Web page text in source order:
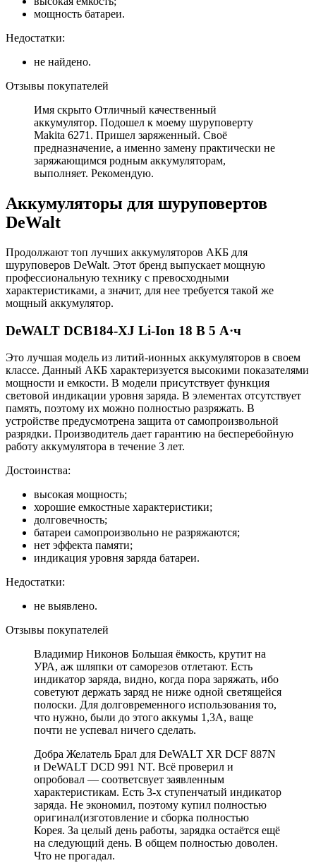
мощность батареи.
Недостатки:
не найдено.
Отзывы покупателей
Имя скрыто Отличный качественный
аккумулятор. Подошел к моему шуруповерту
Makita 6271. Пришел заряженный. Своё
предназначение, а именно замену практически не
заряжающимся родным аккумуляторам,
выполняет. Рекомендую.
Аккумуляторы для шуруповертов
DeWalt
Продолжают топ лучших аккумуляторов АКБ для
шуруповеров DeWalt. Этот бренд выпускает мощную
профессиональную технику с превосходными
характеристиками, а значит, для нее требуется такой же
мощный аккумулятор.
DeWALT DCB184-XJ Li-Ion 18 В 5 А·ч
Это лучшая модель из литий-ионных аккумуляторов в своем
классе. Данный АКБ характеризуется высокими показателями
мощности и емкости. В модели присутствует функция
световой индикации уровня заряда. В элементах отсутствует
память, поэтому их можно полностью разряжать. В
устройстве предусмотрена защита от самопроизвольной
разрядки. Производитель дает гарантию на бесперебойную
работу аккумулятора в течение 3 лет.
Достоинства:
высокая мощность;
хорошие емкостные характеристики;
долговечность;
батареи самопроизвольно не разряжаются;
нет эффекта памяти;
индикация уровня заряда батареи.
Недостатки:
не выявлено.
Отзывы покупателей
Владимир Никонов Большая ёмкость, крутит на
УРА, аж шляпки от саморезов отлетают. Есть
индикатор заряда, видно, когда пора заряжать, ибо
советуют держать заряд не ниже одной светящейся
полоски. Для долговременного использования то,
что нужно, были до этого аккумы 1,3А, ваще
почти не успевал ничего сделать.
Добра Желатель Брал для DeWALT XR DCF 887N
и DeWALT DCD 991 NT. Всё проверил и
опробовал — соответсвует заявленным
характеристикам. Есть 3-х ступенчатый индикатор
заряда. Не экономил, поэтому купил полностью
оригинал(изготовление и сборка полностью
Корея. За целый день работы, зарядка остаётся ещё
на следующий день. В общем полностью доволен.
Что не прогадал.